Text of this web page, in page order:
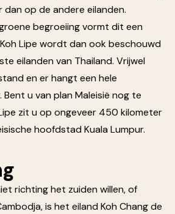
dan op de andere eilanden.
begroeiing vormt dit een
Lipe wordt dan ook beschouwd
eilanden van Thailand. Vrijwel
en er hangt een hele
u van plan Maleisië nog te
zit u op ongeveer 450 kilometer
hoofdstad Kuala Lumpur.
richting het zuiden willen, of
is het eiland Koh Chang de